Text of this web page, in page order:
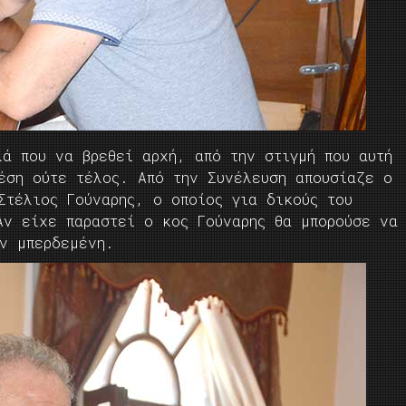
που να βρεθεί αρχή, από την στιγμή που αυτή
ούτε τέλος. Από την Συνέλευση απουσίαζε ο
Γούναρης, ο οποίος για δικούς του
είχε παραστεί ο κος Γούναρης θα μπορούσε να
μπερδεμένη.